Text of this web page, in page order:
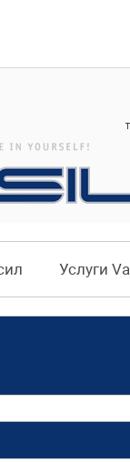
Услуги